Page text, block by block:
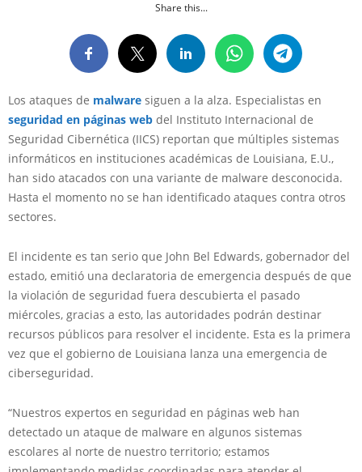
Share this...
Los ataques de malware siguen a la alza. Especialistas en
seguridad en páginas web del Instituto Internacional de
Seguridad Cibernética (IICS) reportan que múltiples sistemas
informáticos en instituciones académicas de Louisiana, E.U.,
han sido atacados con una variante de malware desconocida.
Hasta el momento no se han identificado ataques contra otros
sectores.
El incidente es tan serio que John Bel Edwards, gobernador del
estado, emitió una declaratoria de emergencia después de que
la violación de seguridad fuera descubierta el pasado
miércoles, gracias a esto, las autoridades podrán destinar
recursos públicos para resolver el incidente. Esta es la primera
vez que el gobierno de Louisiana lanza una emergencia de
ciberseguridad.
“Nuestros expertos en seguridad en páginas web han
detectado un ataque de malware en algunos sistemas
escolares al norte de nuestro territorio; estamos